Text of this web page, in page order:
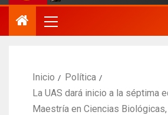
Inicio
Política
La UAS dará inicio a la séptima
Maestría en Ciencias